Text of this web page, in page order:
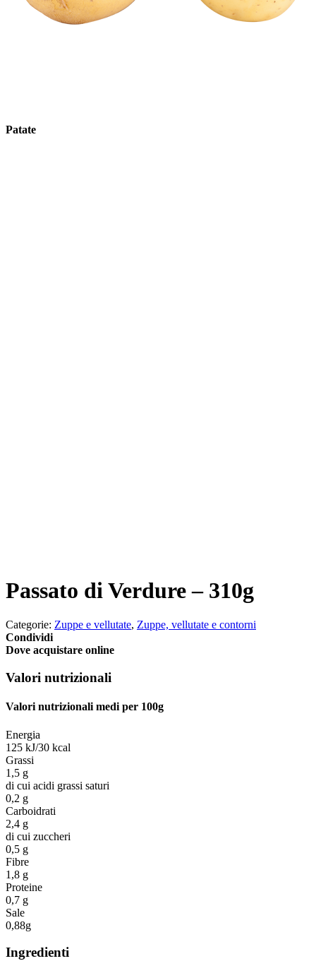
Patate
Passato di Verdure – 310g
Categorie: Zuppe e vellutate, Zuppe, vellutate e contorni
Condividi
Dove acquistare online
Valori nutrizionali
Valori nutrizionali medi per 100g
Energia
125 kJ/30 kcal
Grassi
1,5 g
di cui acidi grassi saturi
0,2 g
Carboidrati
2,4 g
di cui zuccheri
0,5 g
Fibre
1,8 g
Proteine
0,7 g
Sale
0,88g
Ingredienti